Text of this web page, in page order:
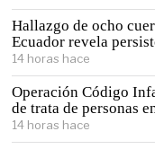
Hallazgo de ocho
Ecuador revela
14 horas hace
Operación Código
de trata de personas
14 horas hace